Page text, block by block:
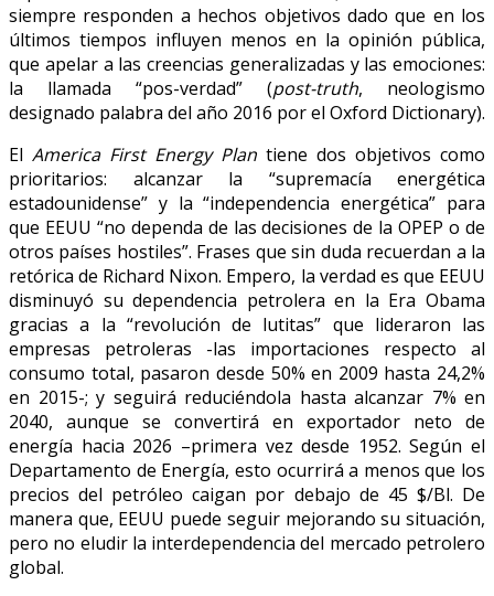
siempre responden a hechos objetivos dado que en los
últimos tiempos influyen menos en la opinión pública,
que apelar a las creencias generalizadas y las emociones:
la llamada “pos-verdad” (post-truth, neologismo
designado palabra del año 2016 por el Oxford Dictionary).
El America First Energy Plan tiene dos objetivos como
prioritarios: alcanzar la “supremacía energética
estadounidense” y la “independencia energética” para
que EEUU “no dependa de las decisiones de la OPEP o de
otros países hostiles”. Frases que sin duda recuerdan a la
retórica de Richard Nixon. Empero, la verdad es que EEUU
disminuyó su dependencia petrolera en la Era Obama
gracias a la “revolución de lutitas” que lideraron las
empresas petroleras -las importaciones respecto al
consumo total, pasaron desde 50% en 2009 hasta 24,2%
en 2015-; y seguirá reduciéndola hasta alcanzar 7% en
2040, aunque se convertirá en exportador neto de
energía hacia 2026 –primera vez desde 1952. Según el
Departamento de Energía, esto ocurrirá a menos que los
precios del petróleo caigan por debajo de 45 $/Bl. De
manera que, EEUU puede seguir mejorando su situación,
pero no eludir la interdependencia del mercado petrolero
global.